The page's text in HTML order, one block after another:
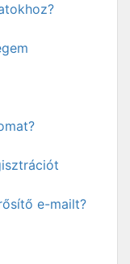
e-mailt?